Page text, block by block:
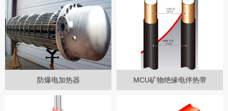
防爆电加热器 MCU矿物绝缘电伴热带